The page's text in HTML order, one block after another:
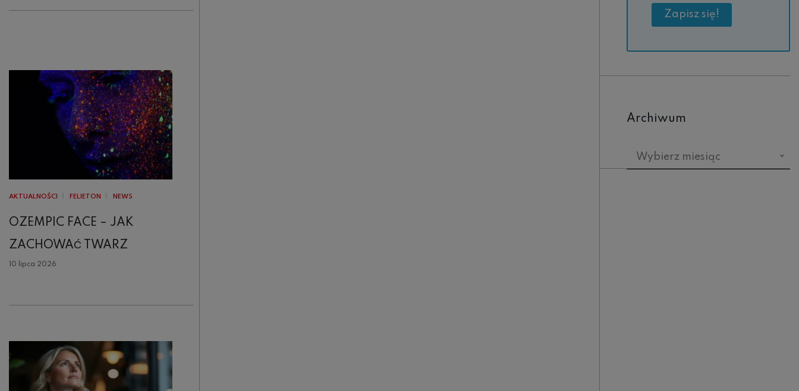
AKTUALNOŚCI FELIETON NEWS
OZEMPIC FACE – JAK
ZACHOWAĆ TWARZ
10 lipca 2026
Archiwum
Archiwum
Wybierz miesiąc